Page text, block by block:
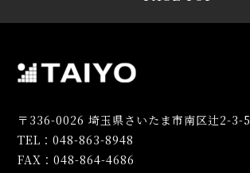
〒336-0026 埼玉県さいたま市南区辻2-3-5
TEL：048-863-8948
FAX：048-864-4686